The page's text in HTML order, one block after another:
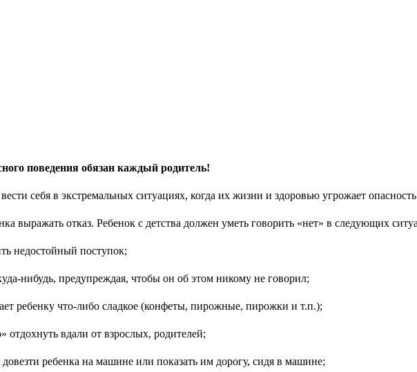
поведения обязан каждый родитель!
себя в экстремальных ситуациях, когда их жизни и здоровью угрожает
выражать отказ. Ребенок с детства должен уметь говорить «нет» в следующих
недостойный поступок;
нибудь, предупреждая, чтобы он об этом никому не говорил;
ребенку что-либо сладкое (конфеты, пирожные, пирожки и т.п.);
отдохнуть вдали от взрослых, родителей;
ребенка на машине или показать им дорогу, сидя в машине;